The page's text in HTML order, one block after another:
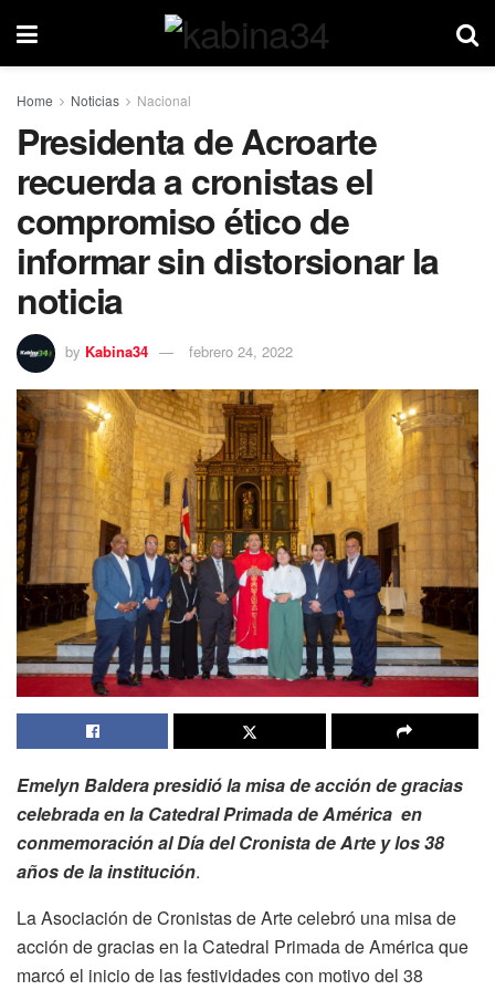
Home Noticias Nacional
Presidenta de Acroarte
recuerda a cronistas el
compromiso ético de
informar sin distorsionar la
noticia
by Kabina34 febrero 24, 2022
Emelyn Baldera presidió la misa de acción de gracias
celebrada en la Catedral Primada de América en
conmemoración al Día del Cronista de Arte y los 38
años de la institución.
La Asociación de Cronistas de Arte celebró una misa de
acción de gracias en la Catedral Primada de América que
marcó el inicio de las festividades con motivo del 38